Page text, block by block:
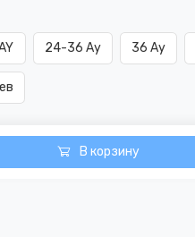
24-36 Ay 36 Ay
В корзину